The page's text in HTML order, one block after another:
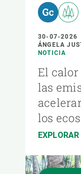
30-07-2026
ÁNGELA
NOTICIA
El
las
los
EXPLORAR